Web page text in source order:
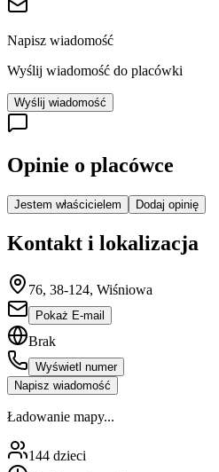
Napisz wiadomość
Wyślij wiadomość do placówki
Wyślij wiadomość
Opinie o placówce
Jestem właścicielem Dodaj opinię
Kontakt i lokalizacja
76, 38-124, Wiśniowa
Pokaż E-mail
Brak
Wyświetl numer
Napisz wiadomość
Ładowanie mapy...
144 dzieci